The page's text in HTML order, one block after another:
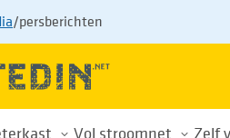
/persberichten